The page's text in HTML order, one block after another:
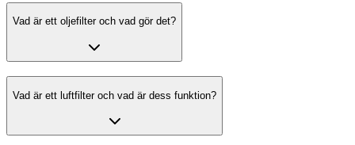
Vad är ett oljefilter och vad gör det?
Vad är ett luftfilter och vad är dess funktion?